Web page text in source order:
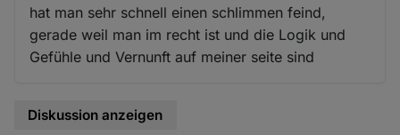
hat man sehr schnell einen schlimmen feind,
gerade weil man im recht ist und die Logik und
Gefühle und Vernunft auf meiner seite sind
Diskussion anzeigen